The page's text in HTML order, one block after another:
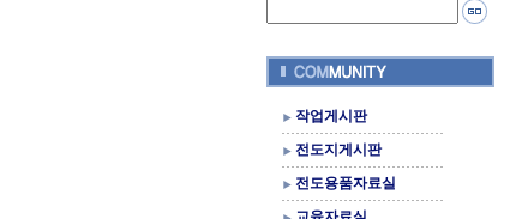
작업게시판
전도지게시판
전도용품자료실